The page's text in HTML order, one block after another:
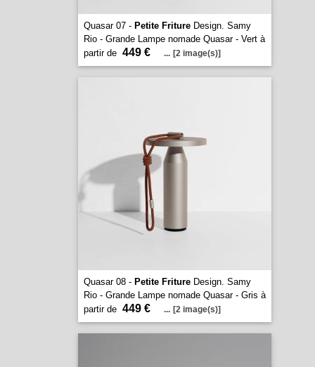
Quasar 07 - Petite FritureDesign. Samy
Rio - Grande Lampe nomade Quasar - Vert à
partir de 449 € ... [2 image(s)]
Quasar 08 - Petite FritureDesign. Samy
Rio - Grande Lampe nomade Quasar - Gris à
partir de 449 € ... [2 image(s)]